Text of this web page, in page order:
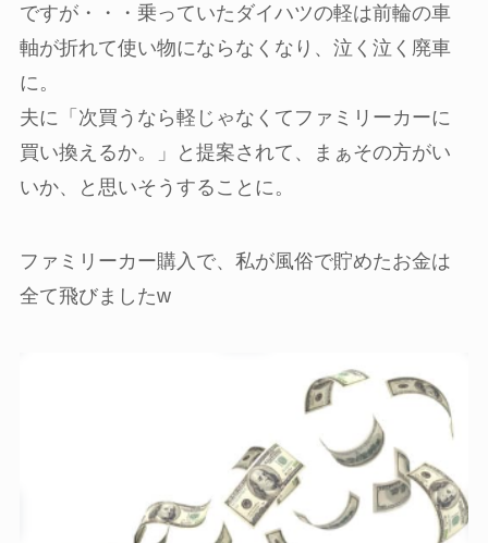
ですが・・・乗っていたダイハツの軽は前輪の車
軸が折れて使い物にならなくなり、泣く泣く廃車
に。
夫に「次買うなら軽じゃなくてファミリーカーに
買い換えるか。」と提案されて、まぁその方がい
いか、と思いそうすることに。
ファミリーカー購入で、私が風俗で貯めたお金は
全て飛びましたw